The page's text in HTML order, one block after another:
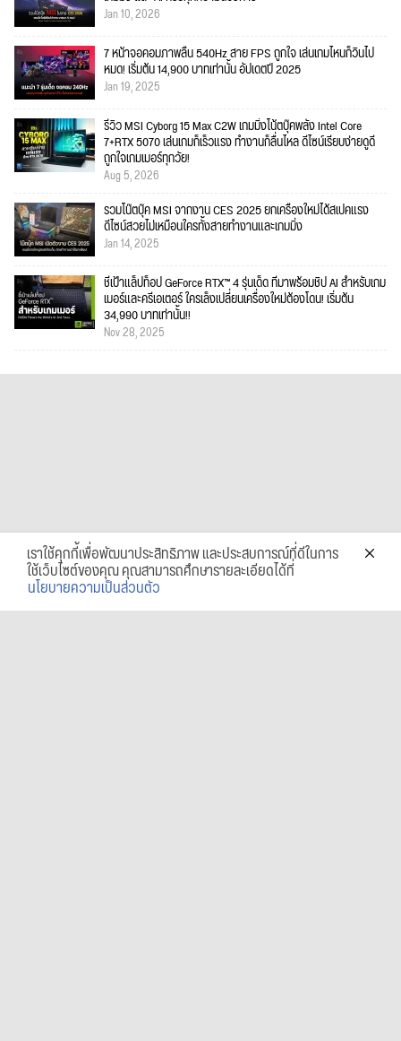
Jan 10, 2026
7 หน้าจอคอมภาพลื่น 540Hz สาย FPS ถูกใจ เล่นเกมไหนก็วินไป
หมด! เริ่มต้น 14,900 บาทเท่านั้น อัปเดตปี 2025
Jan 19, 2025
รีวิว MSI Cyborg 15 Max C2W เกมมิ่งโน้ตบุ๊คพลัง Intel Core
7+RTX 5070 เล่นเกมก็เร็วแรง ทำงานก็ลื่นไหล ดีไซน์เรียบง่ายดูดี
ถูกใจเกมเมอร์ทุกวัย!
Aug 5, 2026
รวมโน๊ตบุ๊ค MSI จากงาน CES 2025 ยกเครื่องใหม่ได้สเปคแรง
ดีไซน์สวยไม่เหมือนใครทั้งสายทำงานและเกมมิ่ง
Jan 14, 2025
ชี้เป้าแล็ปท็อป GeForce RTX™ 4 รุ่นเด็ด ที่มาพร้อมชิป AI สำหรับเกม
เมอร์และครีเอเตอร์ ใครเล็งเปลี่ยนเครื่องใหม่ต้องโดน! เริ่มต้น
34,990 บาทเท่านั้น!!
Nov 28, 2025
เราใช้คุกกี้เพื่อพัฒนาประสิทธิภาพ และประสบการณ์ที่ดีในการ
ใช้เว็บไซต์ของคุณ คุณสามารถศึกษารายละเอียดได้ที่
นโยบายความเป็นส่วนตัว